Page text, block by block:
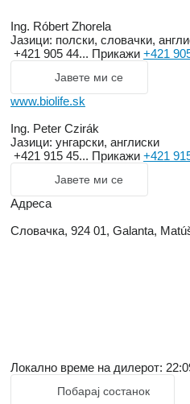
Ing. Róbert Zhorela
Јазици: полски, словачки,
+421 905 44... Прикажи +421
Јавете ми се
www.biolife.sk
Ing. Peter Czirák
Јазици: унгарски, англиски
+421 915 45... Прикажи +421
Јавете ми се
Адреса
Словачка, 924 01, Galanta,
Локално време на дилерот:
Побарај состанок